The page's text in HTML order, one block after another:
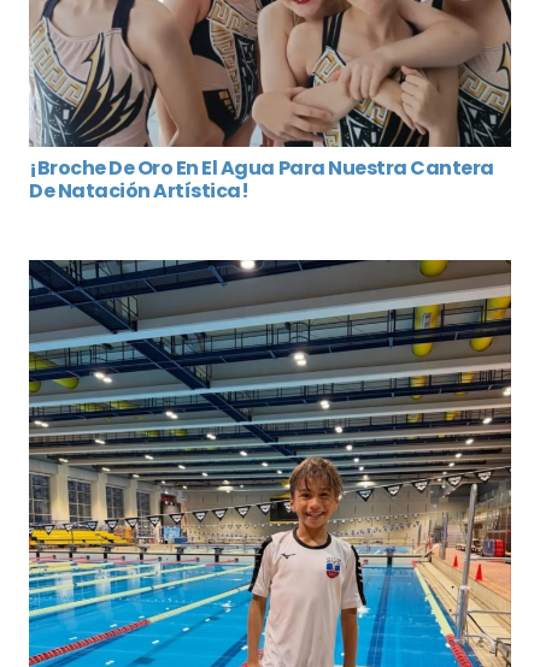
¡Broche De Oro En El Agua Para Nuestra Cantera
De Natación Artística!